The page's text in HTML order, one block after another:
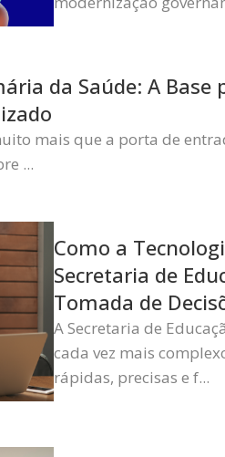
da Saúde: A Base
mais que a porta de
...
Como a
Secretaria de
Tomada de
A Secretaria de
cada vez mais
rápidas, precisas e f...